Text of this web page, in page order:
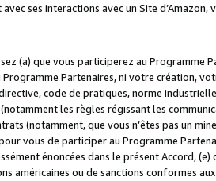
ses interactions avec un Site
(a) que vous participerez au
Partenaires, ni votre création,
code de pratiques, norme
les règles régissant les
(notamment, que vous n’êtes pas un
vous de participer au Programme
énoncées dans le présent Accord,
américaines ou de sanctions conformes